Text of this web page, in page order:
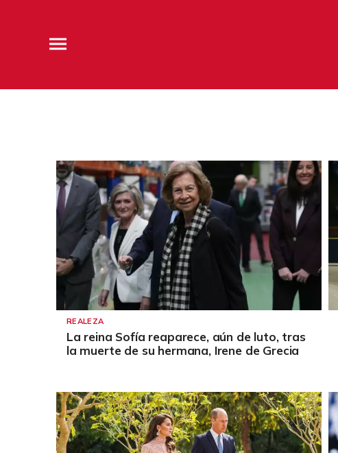
REALEZA
La reina Sofía reaparece, aún de luto, tras
la muerte de su hermana, Irene de Grecia